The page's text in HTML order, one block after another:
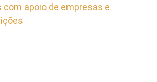
com apoio de empresas e